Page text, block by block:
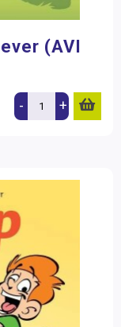
(AVI
- +